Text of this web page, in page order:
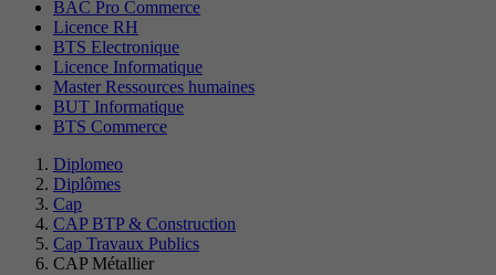
BAC Pro Commerce
Licence RH
BTS Electronique
Licence Informatique
Master Ressources humaines
BUT Informatique
BTS Commerce
Diplomeo
Diplômes
Cap
CAP BTP & Construction
Cap Travaux Publics
CAP Métallier